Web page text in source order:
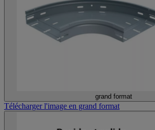
grand format
Télécharger l'image en grand format